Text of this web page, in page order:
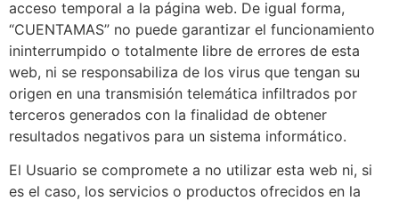
acceso temporal a la página web. De igual forma,
“CUENTAMAS” no puede garantizar el funcionamiento
ininterrumpido o totalmente libre de errores de esta
web, ni se responsabiliza de los virus que tengan su
origen en una transmisión telemática infiltrados por
terceros generados con la finalidad de obtener
resultados negativos para un sistema informático.
El Usuario se compromete a no utilizar esta web ni, si
es el caso, los servicios o productos ofrecidos en la